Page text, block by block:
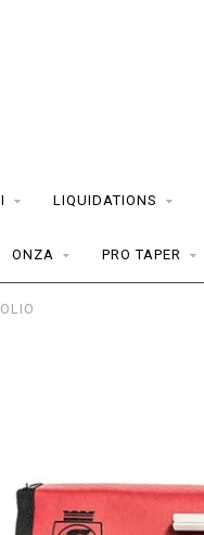
LIQUIDATIONS
ONZA PRO TAPER